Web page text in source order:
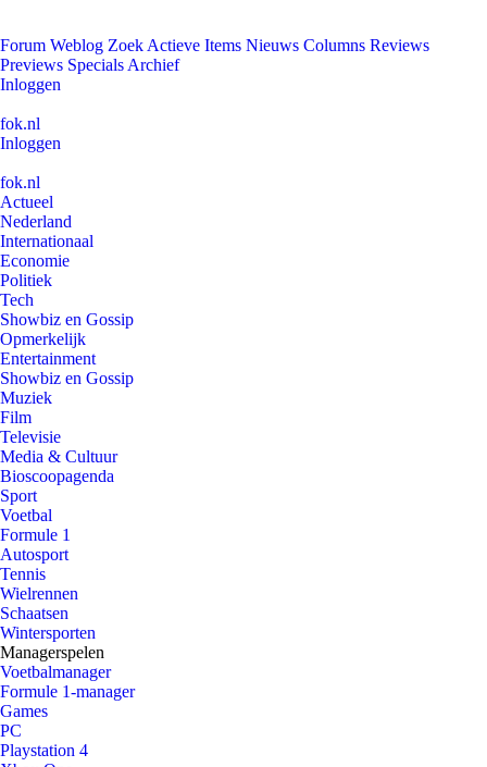
Forum Weblog Zoek Actieve Items Nieuws Columns Reviews
Previews Specials Archief
Inloggen
fok.nl
Inloggen
fok.nl
Actueel
Nederland
Internationaal
Economie
Politiek
Tech
Showbiz en Gossip
Opmerkelijk
Entertainment
Showbiz en Gossip
Muziek
Film
Televisie
Media & Cultuur
Bioscoopagenda
Sport
Voetbal
Formule 1
Autosport
Tennis
Wielrennen
Schaatsen
Wintersporten
Managerspelen
Voetbalmanager
Formule 1-manager
Games
PC
Playstation 4